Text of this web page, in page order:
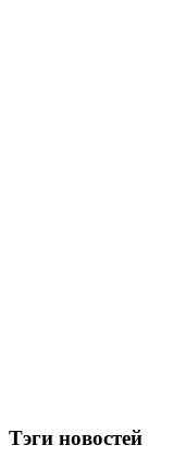
Тэги новостей